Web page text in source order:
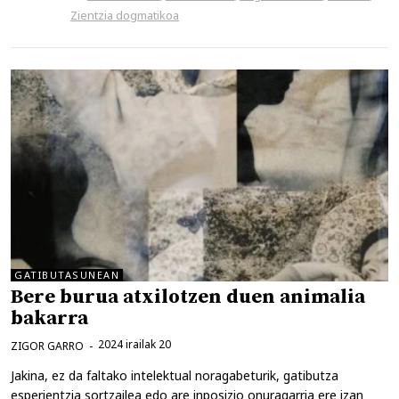
Zientzia dogmatikoa
GATIBUTASUNEAN
Bere burua atxilotzen duen animalia
bakarra
2024 irailak 20
ZIGOR GARRO
Jakina, ez da faltako intelektual noragabeturik, gatibutza
esperientzia sortzailea edo are inposizio onuragarria ere izan